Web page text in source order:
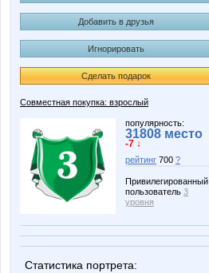
Добавить в друзья
Игнорировать
Сделать подарок
Совместная покупка: взрослый
популярность:
31808 место
-7 ↓
рейтинг 700 ?
Привилегированный
пользователь 3
уровня
Статистика портрета: